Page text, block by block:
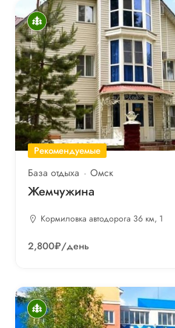
Рекомендуемые
База отдыха Омск
Жемчужина
Кормиловка автодорога 36 км, 1
2,800₽/день